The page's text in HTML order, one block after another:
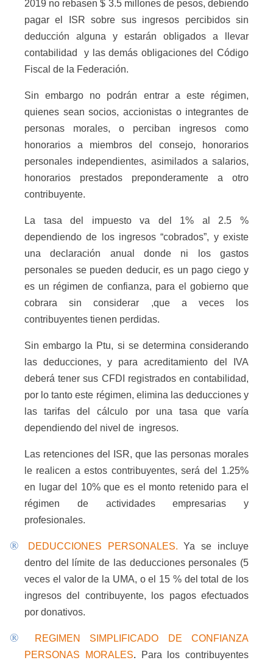
2019 no rebasen $ 3.5 millones de pesos, debiendo
pagar el ISR sobre sus ingresos percibidos sin
deducción alguna y estarán obligados a llevar
contabilidad
y las demás obligaciones del Código
Fiscal de la Federación.
Sin embargo no podrán entrar a este régimen,
quienes sean socios, accionistas o integrantes de
personas morales, o perciban ingresos como
honorarios a miembros del consejo, honorarios
personales independientes, asimilados a salarios,
honorarios prestados preponderamente a otro
contribuyente.
La tasa del impuesto va del 1% al 2.5 %
dependiendo de los ingresos “cobrados”, y existe
una declaración anual donde ni los gastos
personales se pueden deducir, es un pago ciego y
es un régimen de confianza, para el gobierno que
cobrara sin considerar ,que a veces los
contribuyentes tienen perdidas.
Sin embargo la Ptu, si se determina considerando
las deducciones, y para acreditamiento del IVA
deberá tener sus CFDI registrados en contabilidad,
por lo tanto este régimen, elimina las deducciones y
las tarifas del cálculo por una tasa que varía
dependiendo del nivel de ingresos.
Las retenciones del ISR, que las personas morales
le realicen a estos contribuyentes, será del 1.25%
en lugar del 10% que es el monto retenido para el
régimen de actividades empresarias y
profesionales.
® DEDUCCIONES PERSONALES.Ya se incluye
dentro del límite de las deducciones personales (5
veces el valor de la UMA, o el 15 % del total de los
ingresos del contribuyente, los pagos efectuados
por donativos.
®
REGIMEN SIMPLIFICADO DE CONFIANZA
PERSONAS MORALES.
Para los contribuyentes